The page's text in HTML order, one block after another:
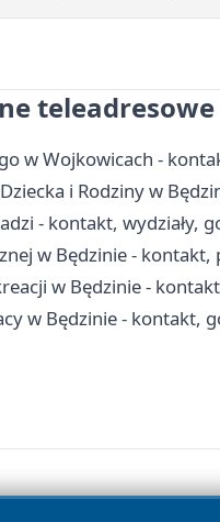
teleadresowe
w Wojkowicach -
i Rodziny w
- kontakt, wydziały,
w Będzinie -
w Będzinie -
w Będzinie - kontakt,